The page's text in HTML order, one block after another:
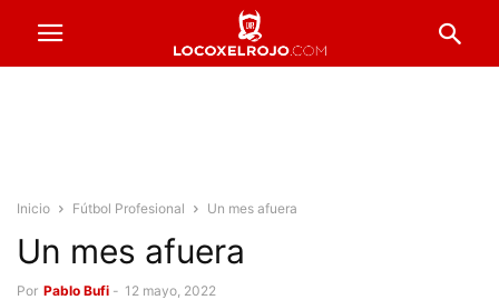
Inicio Fútbol Profesional Un mes afuera
Un mes afuera
Por Pablo Bufi - 12 mayo, 2022